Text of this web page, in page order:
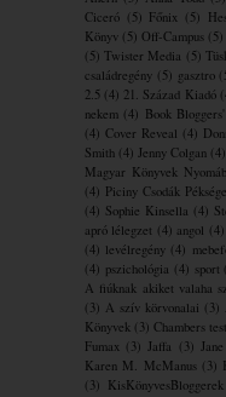
Ciceró (5) Főnix (5)
Könyv (5) Off-Campus (5)
(5) Twister Media (5)
családregény (5) gasztro
2.5 (4) 21. Század Kiadó
nekem (4) Book
(4) Cover Reveal (4)
Smith (4) Jenny Colgan (4)
Magyar Könyvek
(4) Piciny Csodák Péksége
(4) Sophie Kinsella (4)
apró lélegzet (4) angol (4)
(4) levélregény (4)
(4) pszichológia (4) sport
A fiúknak akiket valaha
(3) A szív körvonalai (3)
Könyvek (3) Chambers
Fumax (3) Jaffa (3)
Karen M. McManus (3)
(3) KisKönyvesBloggerek